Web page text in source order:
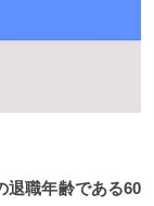
退職年齢である60